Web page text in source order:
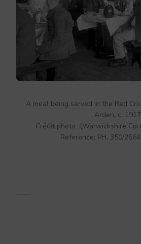
A meal being served in the Red
Arden. c. 1917
Crédit photo (Warwickshire
Reference: PH, 350/